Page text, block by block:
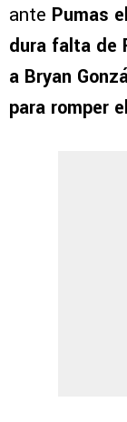
ante Pumas
dura falta de
a Bryan
para romper